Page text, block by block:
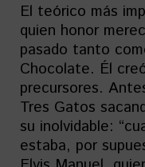
El teórico más
quien honor
pasado tanto
Chocolate. Él
precursores.
Tres Gatos
su inolvidable:
estaba, por